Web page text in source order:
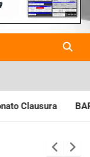
en
Preparan una